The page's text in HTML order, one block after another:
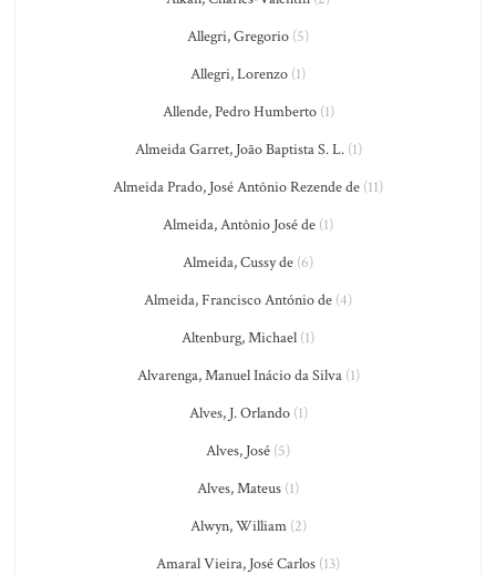
Allegri, Gregorio (5)
Allegri, Lorenzo (1)
Allende, Pedro Humberto(1)
Almeida Garret, João Baptista S. L.(1)
Almeida Prado, José Antônio Rezende de (11)
Almeida, Antônio José de (1)
Almeida, Cussy de (6)
Almeida, Francisco António de (4)
Altenburg, Michael (1)
Alvarenga, Manuel Inácio da Silva(1)
Alves, J. Orlando(1)
Alves, José (5)
Alves, Mateus (1)
Alwyn, William(2)
Amaral Vieira, José Carlos (13)